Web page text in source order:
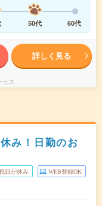
50代 60代
詳しく見る
ビス
み！日勤のお
日が休み WEB登録OK